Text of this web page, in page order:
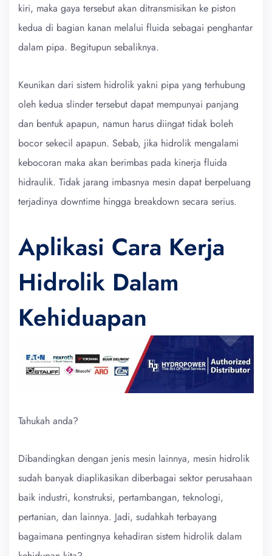
kiri, maka gaya tersebut akan ditransmisikan ke piston
kedua di bagian kanan melalui fluida sebagai penghantar
dalam pipa. Begitupun sebaliknya.
Keunikan dari sistem hidrolik yakni pipa yang terhubung
oleh kedua slinder tersebut dapat mempunyai panjang
dan bentuk apapun, namun harus diingat tidak boleh
bocor sekecil apapun. Sebab, jika hidrolik mengalami
kebocoran maka akan berimbas pada kinerja fluida
hidraulik. Tidak jarang imbasnya mesin dapat berpeluang
terjadinya downtime hingga breakdown secara serius.
Aplikasi Cara Kerja
Hidrolik Dalam
Kehiduapan
Tahukah anda?
Dibandingkan dengan jenis mesin lainnya, mesin hidrolik
sudah banyak diaplikasikan diberbagai sektor perusahaan
baik industri, konstruksi, pertambangan, teknologi,
pertanian, dan lainnya. Jadi, sudahkah terbayang
bagaimana pentingnya kehadiran sistem hidrolik dalam